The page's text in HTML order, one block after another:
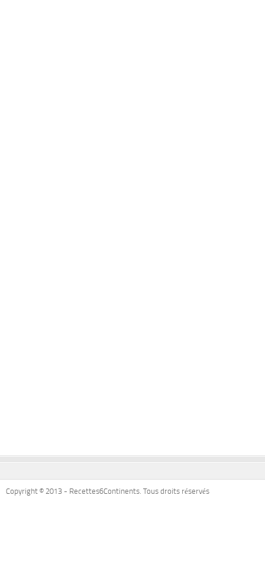
Copyright © 2013 - Recettes6Continents. Tous droits réservés